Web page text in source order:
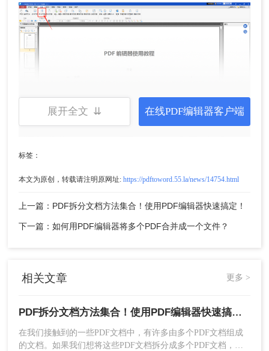
置，可设置水平分割还是垂直分割或页面分割范围
展开全文 ⇊ 在线PDF编辑器客户端
标签：
本文为原创，转载请注明原网址: https://pdftoword.55.la/news/14754.html
上一篇：PDF拆分文档方法集合！使用PDF编辑器快速搞定！
下一篇：如何用PDF编辑器将多个PDF合并成一个文件？
相关文章 更多 >
PDF拆分文档方法集合！使用PDF编辑器快速搞定！
在我们接触到的一些PDF文档中，有许多由多个PDF文档组成
的文档。如果我们想将这些PDF文档拆分成多个PDF文档，我